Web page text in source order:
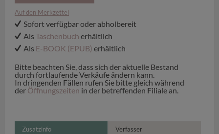
Auf den Merkzettel
Sofort verfügbar oder abholbereit
Als Taschenbuch erhältlich
Als E-BOOK (EPUB) erhältlich
Bitte beachten Sie, dass sich der aktuelle Bestand
durch fortlaufende Verkäufe ändern kann.
In dringenden Fällen rufen Sie bitte gleich während
der Öffnungszeiten in der betreffenden Filiale an.
Zusatzinfo Verfasser